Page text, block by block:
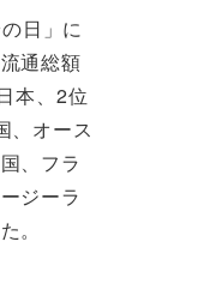
日」に
通総額
本、2位
、オース
、フラ
ジーラ
。